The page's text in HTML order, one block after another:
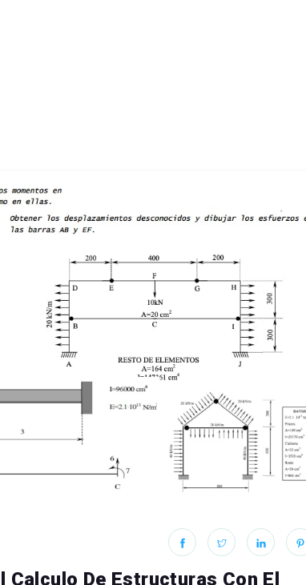
De Estructuras Con El